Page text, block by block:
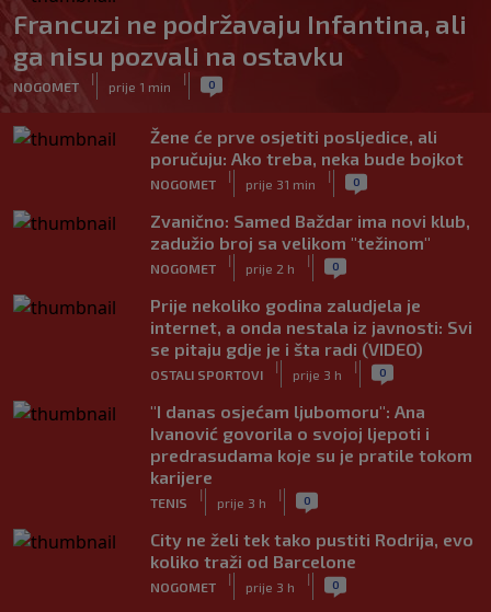
Francuzi ne podržavaju Infantina, ali
ga nisu pozvali na ostavku
NOGOMET
|
prije 1 min
| 0
Žene će prve osjetiti posljedice, ali
poručuju: Ako treba, neka bude bojkot
NOGOMET
|
prije 31 min
| 0
Zvanično: Samed Baždar ima novi klub,
zadužio broj sa velikom "težinom"
NOGOMET
|
prije 2 h
| 0
Prije nekoliko godina zaludjela je
internet, a onda nestala iz javnosti: Svi
se pitaju gdje je i šta radi (VIDEO)
OSTALI SPORTOVI
|
prije 3 h
| 0
"I danas osjećam ljubomoru": Ana
Ivanović govorila o svojoj ljepoti i
predrasudama koje su je pratile tokom
karijere
TENIS
|
prije 3 h
| 0
City ne želi tek tako pustiti Rodrija, evo
koliko traži od Barcelone
NOGOMET
|
prije 3 h
| 0